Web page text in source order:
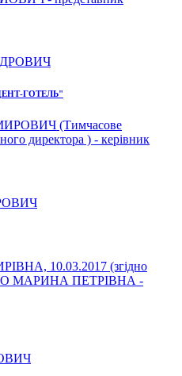
ГОТЕЛЬ"
(Тимчасове
директора ) - керівник
10.03.2017 (згідно
МАРИНА ПЕТРІВНА -